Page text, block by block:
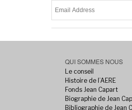
QUI SOMMES NOUS
Le conseil
Histoire de l’AERE
Fonds Jean Capart
Biographie de Jean
Bibliographie de Jean